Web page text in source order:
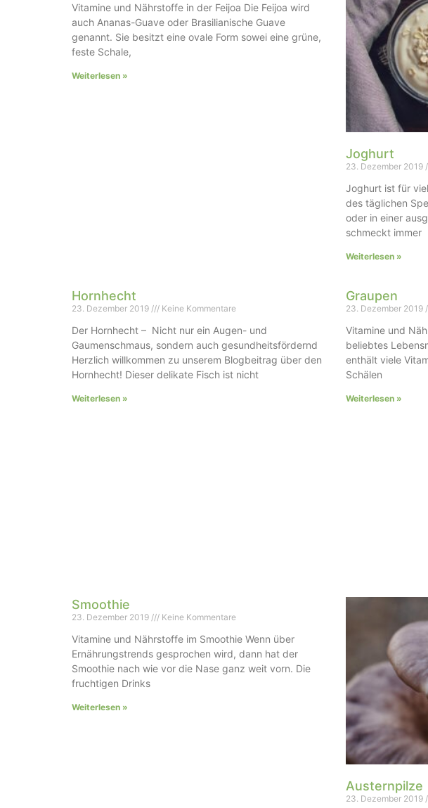
Vitamine und Nährstoffe in der Feijoa Die Feijoa wird
auch Ananas-Guave oder Brasilianische Guave
genannt. Sie besitzt eine ovale Form sowei eine grüne,
feste Schale,
Weiterlesen »
Joghurt
23. Dezember 2019
Joghurt ist für
des täglichen
oder in einer
schmeckt immer
Weiterlesen »
Hornhecht
23. Dezember 2019 Keine Kommentare
Der Hornhecht – Nicht nur ein Augen- und
Gaumenschmaus, sondern auch gesundheitsfördernd
Herzlich willkommen zu unserem Blogbeitrag über den
Hornhecht! Dieser delikate Fisch ist nicht
Weiterlesen »
Graupen
23. Dezember 2019
Vitamine und
beliebtes
enthält viele
Schälen
Weiterlesen »
Smoothie
23. Dezember 2019 Keine Kommentare
Vitamine und Nährstoffe im Smoothie Wenn über
Ernährungstrends gesprochen wird, dann hat der
Smoothie nach wie vor die Nase ganz weit vorn. Die
fruchtigen Drinks
Weiterlesen »
Austernpilze
23. Dezember 2019